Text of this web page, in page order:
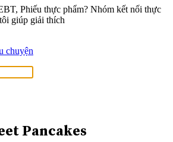
Phiếu thực phẩm? Nhóm kết nối thực
giúp giải thích
chuyện
Pancakes